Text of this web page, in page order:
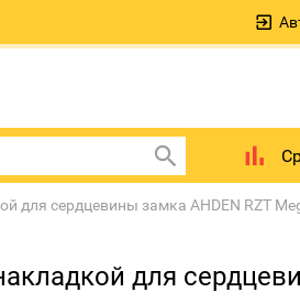
для сердцевины замка AHDEN RZT
для